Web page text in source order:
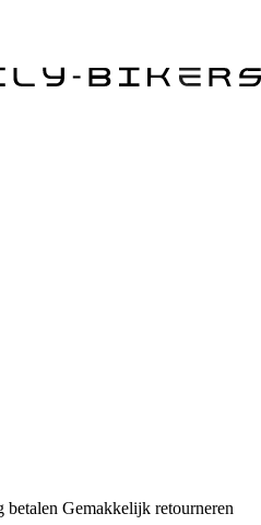
betalen Gemakkelijk retourneren